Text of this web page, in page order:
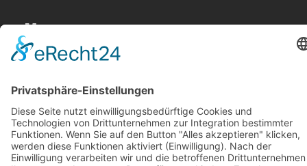
Menu
Home
Flyer
Legal
Rufen Sie un an
B2B-Partner